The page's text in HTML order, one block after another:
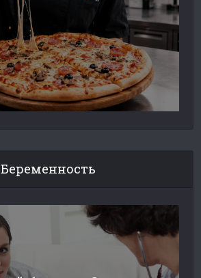
Беременность